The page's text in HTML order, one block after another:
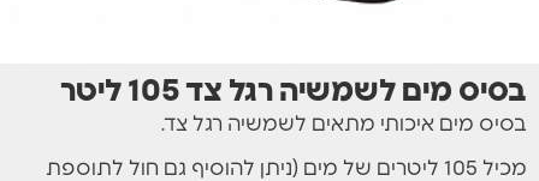
בסיס מים לשמשיה רגל צד 105 ליטר
בסיס מים איכותי מתאים לשמשיה רגל צד.
מכיל 105 ליטרים של מים (ניתן להוסיף גם חול לתוספת